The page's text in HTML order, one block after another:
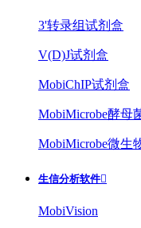
3'转录组试剂盒
V(D)J试剂盒
MobiChIP试剂盒
MobiMicrobe酵母
MobiMicrobe微生
生信分析软件
MobiVision